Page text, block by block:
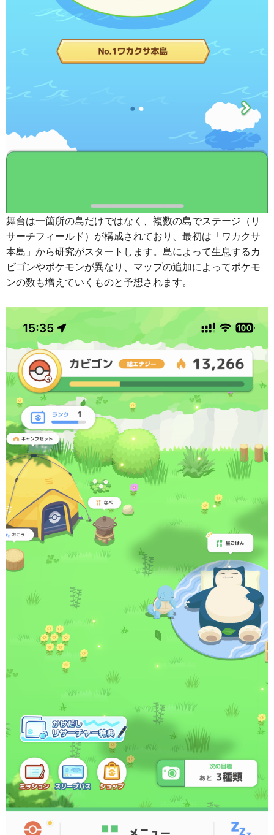
舞台は一箇所の島だけではなく、複数の島でステージ（リ
サーチフィールド）が構成されており、最初は「ワカクサ
本島」から研究がスタートします。島によって生息するカ
ビゴンやポケモンが異なり、マップの追加によってポケモ
ンの数も増えていくものと予想されます。